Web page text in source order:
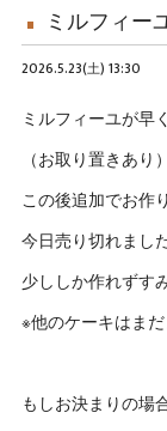
ミルフィー
2026.5.23(土) 13:30
ミルフィーユが早
（お取り置きあり）
この後追加でお作
今日売り切れまし
少ししか作れずす
※他のケーキはま
もしお決まりの場